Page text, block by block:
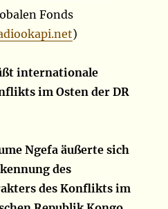
Fonds
)
internationale
im Osten der DR
Ngefa äußerte sich
des
des Konflikts im